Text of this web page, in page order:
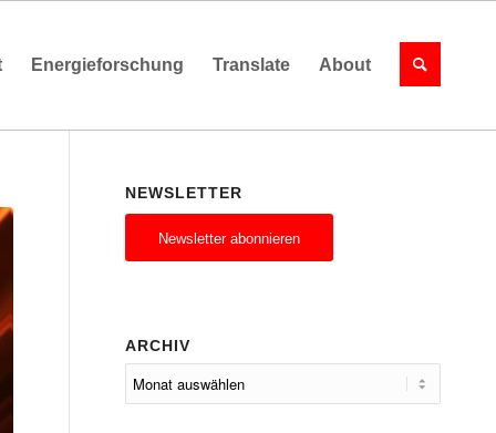
Energieforschung Translate About
NEWSLETTER
Newsletter abonnieren
ARCHIV